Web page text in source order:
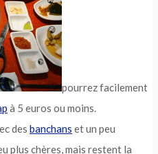
pourrez facilement
à 5 euros ou moins.
des banchans et un peu
plus chères, mais restent la